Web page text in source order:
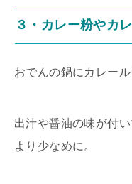
３・カレー粉やカ
おでんの鍋にカレール
出汁や醤油の味が付
より少なめに。